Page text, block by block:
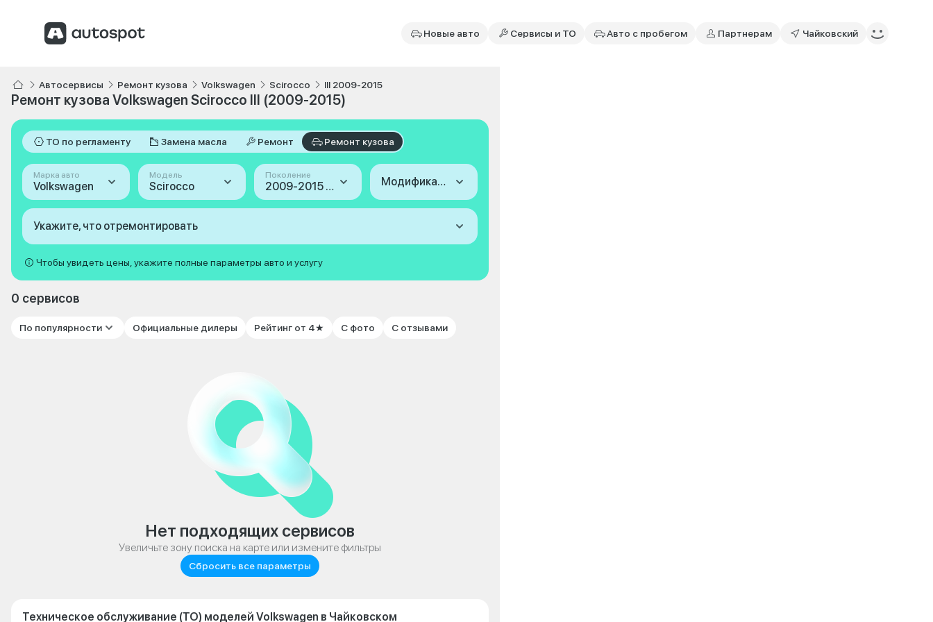
Новые авто Сервисы и ТО Авто с пробегом Партнерам Чайковский
Автосервисы Ремонт кузова Volkswagen Scirocco III 2009-2015
Ремонт кузова Volkswagen Scirocco III (2009-2015)
ТО по регламенту Замена масла Ремонт Ремонт кузова
Марка авто
Volkswagen
Модель
Scirocco
Поколение
2009-2015 (III) Модификация
Укажите, что отремонтировать
Чтобы увидеть цены, укажите полные параметры авто и услугу
0 сервисов
По популярности Официальные дилеры Рейтинг от 4★ С фото С отзывами
Нет подходящих сервисов
Увеличьте зону поиска на карте или измените фильтры
Сбросить все параметры
Техническое обслуживание (ТО) моделей Volkswagen в Чайковском